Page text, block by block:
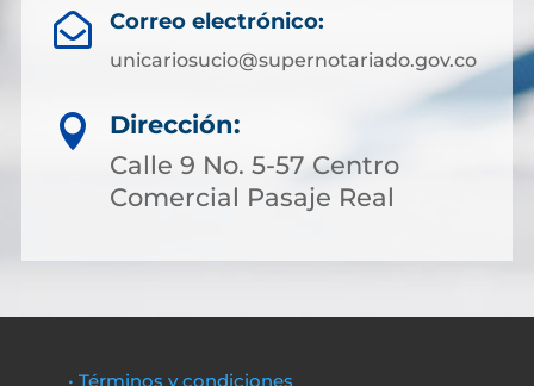
 Correo electrónico:
unicariosucio@supernotariado.gov.co

Dirección:
Calle 9 No. 5-57 Centro
Comercial Pasaje Real
• Términos y condiciones